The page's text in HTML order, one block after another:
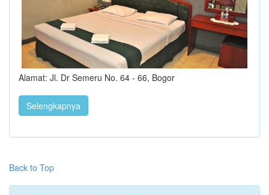
Alamat: Jl. Dr Semeru No. 64 - 66, Bogor
Selengkapnya
Back to Top